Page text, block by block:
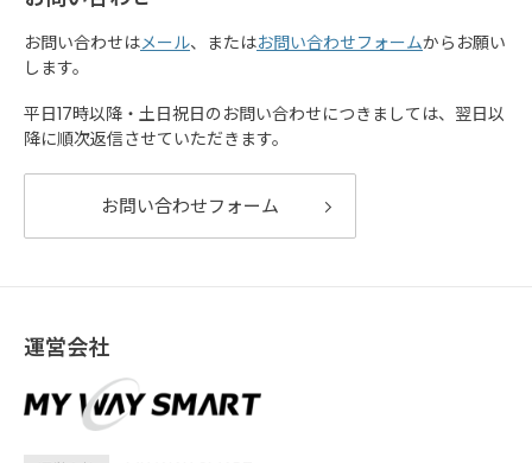
お問い合わせはメール、またはお問い合わせフォームからお願い
します。
平日17時以降・土日祝日のお問い合わせにつきましては、翌日以
降に順次返信させていただきます。
お問い合わせフォーム
運営会社